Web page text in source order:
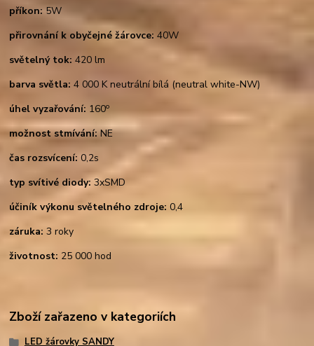
příkon: 5W
přirovnání k obyčejné žárovce: 40W
světelný tok: 420 lm
barva světla: 4 000 K neutrální bílá (neutral white-NW)
úhel vyzařování: 160o
možnost stmívání:NE
čas rozsvícení: 0,2s
typ svítivé diody: 3xSMD
účiník výkonu světelného zdroje: 0,4
záruka: 3 roky
životnost: 25 000 hod
Zboží zařazeno v kategoriích
LED žárovky SANDY